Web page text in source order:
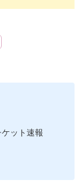
ット速報